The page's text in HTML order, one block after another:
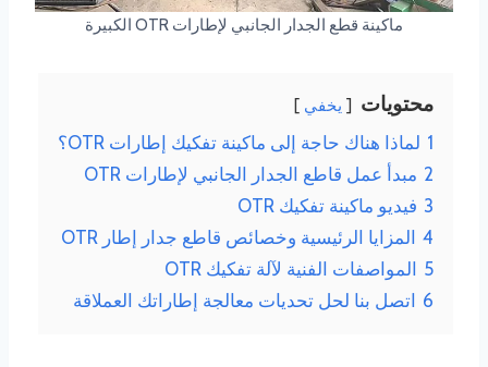
ماكينة قطع الجدار الجانبي لإطارات OTR الكبيرة
محتويات يخفي
1 لماذا هناك حاجة إلى ماكينة تفكيك إطارات OTR؟
2 مبدأ عمل قاطع الجدار الجانبي لإطارات OTR
3 فيديو ماكينة تفكيك OTR
4 المزايا الرئيسية وخصائص قاطع جدار إطار OTR
5 المواصفات الفنية لآلة تفكيك OTR
6 اتصل بنا لحل تحديات معالجة إطاراتك العملاقة